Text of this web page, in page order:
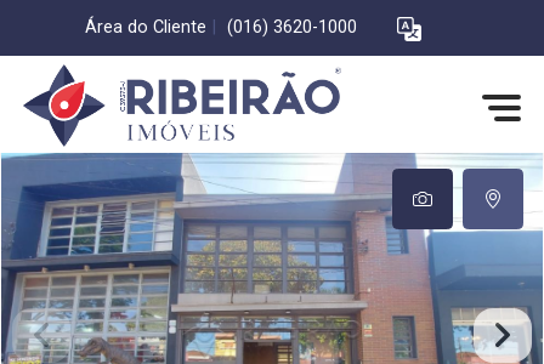
Área do Cliente (016) 3620-1000